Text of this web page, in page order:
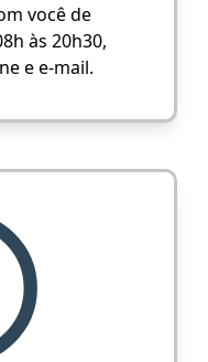
você de
às 20h30,
e e-mail.